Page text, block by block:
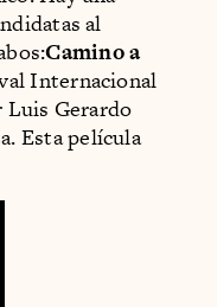
al
Camino a
Internacional
Luis Gerardo
Esta película